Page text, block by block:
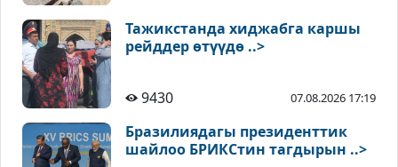
Тажикстанда хиджабга каршы
рейддер өтүүдө ..>
9430 07.08.2026 17:19
Бразилиядагы президенттик
шайлоо БРИКСтин тагдырын ..>